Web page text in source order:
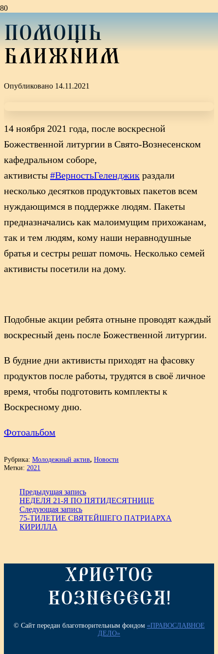
ПОМОЩЬ
БЛИЖНИМ
Опубликовано 14.11.2021
14 ноября 2021 года, после воскресной
Божественной литургии в Свято-Вознесенском
кафедральном соборе,
активисты #ВерностьГеленджик раздали
несколько десятков продуктовых пакетов всем
нуждающимся в поддержке людям. Пакеты
предназначались как малоимущим прихожанам,
так и тем людям, кому наши неравнодушные
братья и сестры решат помочь. Несколько семей
активисты посетили на дому.
Подобные акции ребята отныне проводят каждый
воскресный день после Божественной литургии.
В будние дни активисты приходят на фасовку
продуктов после работы, трудятся в своё личное
время, чтобы подготовить комплекты к
Воскресному дню.
Фотоальбом
Рубрика: Молодежный актив, Новости
Метки: 2021
Предыдущая запись
НЕДЕЛЯ 21-Я ПО ПЯТИДЕСЯТНИЦЕ
Следующая запись
75-ТИЛЕТИЕ СВЯТЕЙШЕГО ПАТРИАРХА
КИРИЛЛА
ХРИСТОС
ВОЗНЕСЕСЯ!
© Сайт передан благотворительным фондом «ПРАВОСЛАВНОЕ
ДЕЛО»